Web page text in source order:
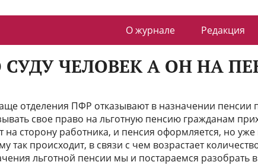
О журнале Редакция
СУДУ ЧЕЛОВЕК А ОН НА
отделения ПФР отказывают в назначении пенсии
свое право на льготную пенсию гражданам
на сторону работника, и пенсия оформляется, но
так происходит, в связи с чем возрастает
льготной пенсии мы и постараемся разобрать в